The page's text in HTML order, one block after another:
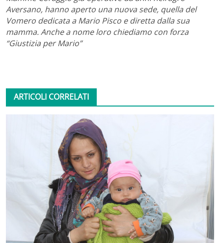
Aversano, hanno aperto una nuova sede, quella del
Vomero dedicata a Mario Pisco e diretta dalla sua
mamma. Anche a nome loro chiediamo con forza
“Giustizia per Mario”
ARTICOLI CORRELATI